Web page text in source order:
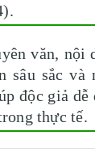
văn, nội
sâu sắc và
độc giả
thực tế.